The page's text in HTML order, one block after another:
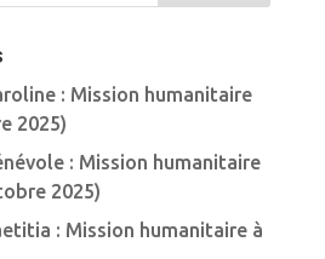
: Mission humanitaire
2025)
: Mission humanitaire
2025)
: Mission humanitaire à